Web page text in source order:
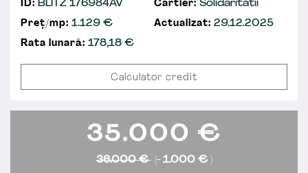
ID: BLITZ 176984AV Cartier: Solidaritatii
Preț/mp: 1.129 € Actualizat: 29.12.2025
Rata lunară: 178,18€
Calculator credit
35.000 €
36.000 € (- 1.000 €)